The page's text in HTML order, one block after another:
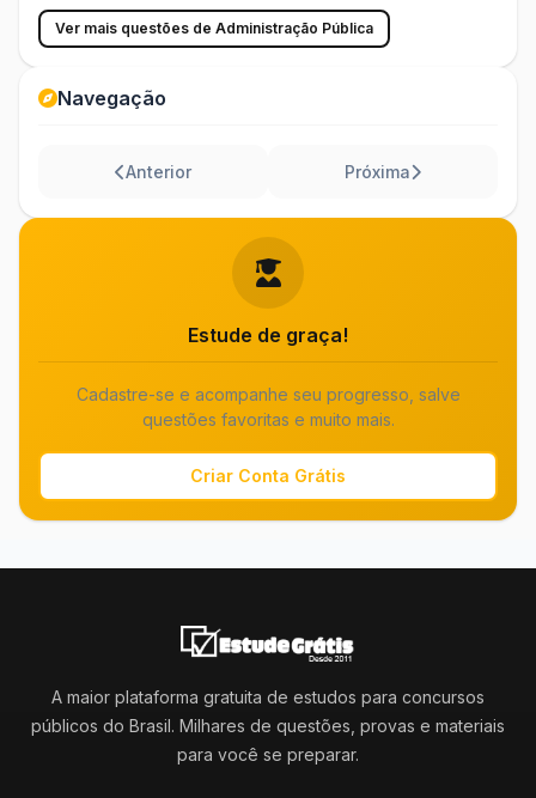
Ver mais questões de Administração Pública
Navegação
Anterior Próxima
Estude de graça!
Cadastre-se e acompanhe seu progresso, salve
questões favoritas e muito mais.
Criar Conta Grátis
A maior plataforma gratuita de estudos para concursos
públicos do Brasil. Milhares de questões, provas e materiais
para você se preparar.